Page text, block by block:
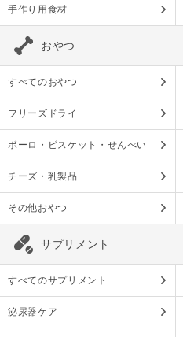
手作り用食材
おやつ
すべてのおやつ
フリーズドライ
ボーロ・ビスケット・せんべい
チーズ・乳製品
その他おやつ
サプリメント
すべてのサプリメント
泌尿器ケア